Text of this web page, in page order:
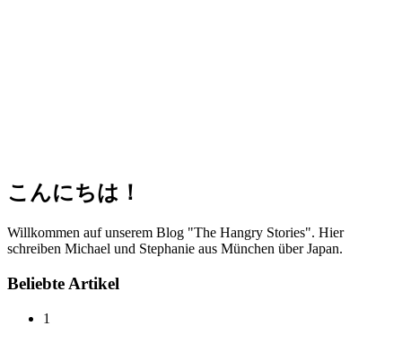
こんにちは！
Willkommen auf unserem Blog "The Hangry Stories". Hier
schreiben Michael und Stephanie aus München über Japan.
Beliebte Artikel
1